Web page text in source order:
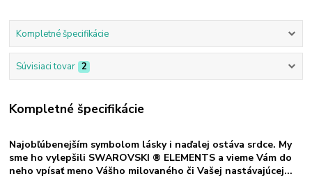
Kompletné špecifikácie
Súvisiaci tovar 2
Kompletné špecifikácie
Najobľúbenejším symbolom lásky i naďalej ostáva srdce. My
sme ho vylepšili SWAROVSKI ® ELEMENTS a vieme Vám do
neho vpísať meno Vášho milovaného či Vašej nastávajúcej...